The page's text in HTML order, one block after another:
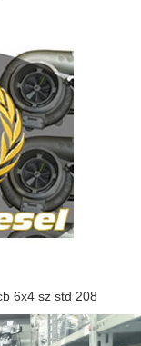
6x4 sz std 208